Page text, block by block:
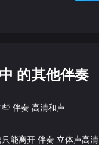
的其他伴奏
伴奏 高清和声
能离开 伴奏 立体声高清